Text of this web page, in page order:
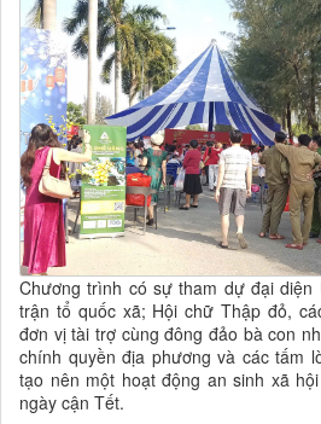
Chương trình có sự tham dự đại diện
trận tổ quốc xã; Hội chữ Thập đỏ,
đơn vị tài trợ cùng đông đảo bà con
chính quyền địa phương và các tấm
tạo nên một hoạt động an sinh xã
ngày cận Tết.